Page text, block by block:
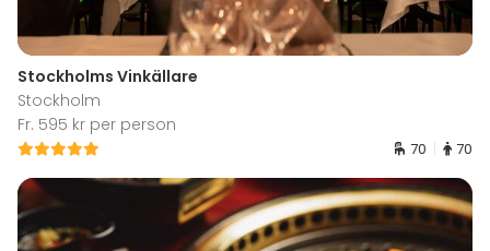
Stockholms Vinkällare
Stockholm
Fr. 595 kr per person
70 70